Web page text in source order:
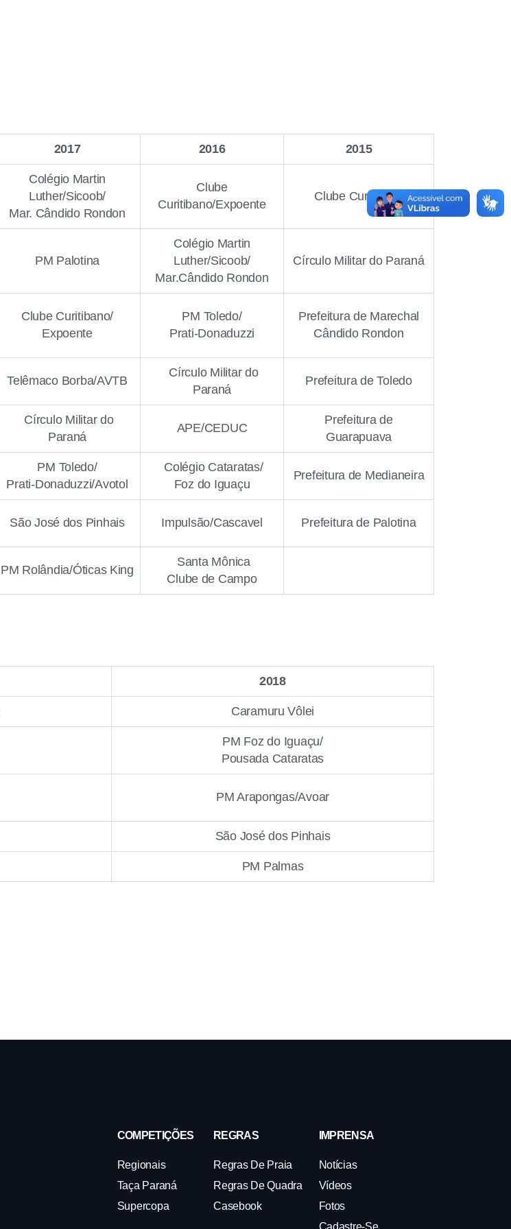
2017 2016 2015
Colégio Martin
Luther/Sicoob/
Mar. Cândido Rondon
Clube
Curitibano/Expoente
Clube Curitibano
PM Palotina
Colégio Martin
Luther/Sicoob/
Mar.Cândido Rondon
Círculo Militar do Paraná
Clube Curitibano/
Expoente
PM Toledo/
Prati-Donaduzzi
Prefeitura de Marechal
Cândido Rondon
Telêmaco Borba/AVTB
Círculo Militar do
Paraná
Prefeitura de Toledo
Círculo Militar do
Paraná
APE/CEDUC
Prefeitura de
Guarapuava
PM Toledo/
Prati-Donaduzzi/Avotol
Colégio Cataratas/
Foz do Iguaçu
Prefeitura de Medianeira
São José dos Pinhais Impulsão/Cascavel Prefeitura de Palotina
PM Rolândia/Óticas King
Santa Mônica
Clube de Campo
2018
Caramuru Vôlei
PM Foz do Iguaçu/
Pousada Cataratas
PM Arapongas/Avoar
São José dos Pinhais
PM Palmas
COMPETIÇÕES
Regionais
Taça Paraná
Supercopa
REGRAS
Regras De Praia
Regras De Quadra
Casebook
IMPRENSA
Notícias
Vídeos
Fotos
Cadastre-Se